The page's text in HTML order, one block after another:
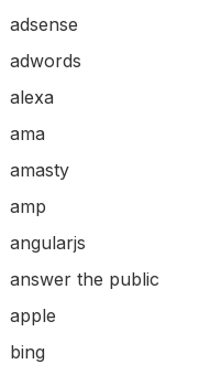
adsense
adwords
alexa
ama
amasty
amp
angularjs
answer the public
apple
bing